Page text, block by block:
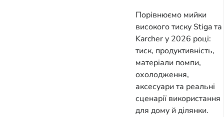
Порівнюємо мийки
високого тиску Stiga та
Karcher у 2026 році:
тиск, продуктивність,
матеріали помпи,
охолодження,
аксесуари та реальні
сценарії використання
для дому й ділянки.